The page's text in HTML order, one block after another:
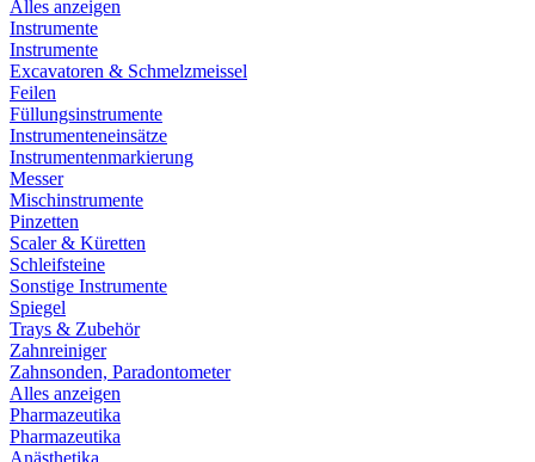
Alles anzeigen
Instrumente
Instrumente
Excavatoren & Schmelzmeissel
Feilen
Füllungsinstrumente
Instrumenteneinsätze
Instrumentenmarkierung
Messer
Mischinstrumente
Pinzetten
Scaler & Küretten
Schleifsteine
Sonstige Instrumente
Spiegel
Trays & Zubehör
Zahnreiniger
Zahnsonden, Paradontometer
Alles anzeigen
Pharmazeutika
Pharmazeutika
Anästhetika